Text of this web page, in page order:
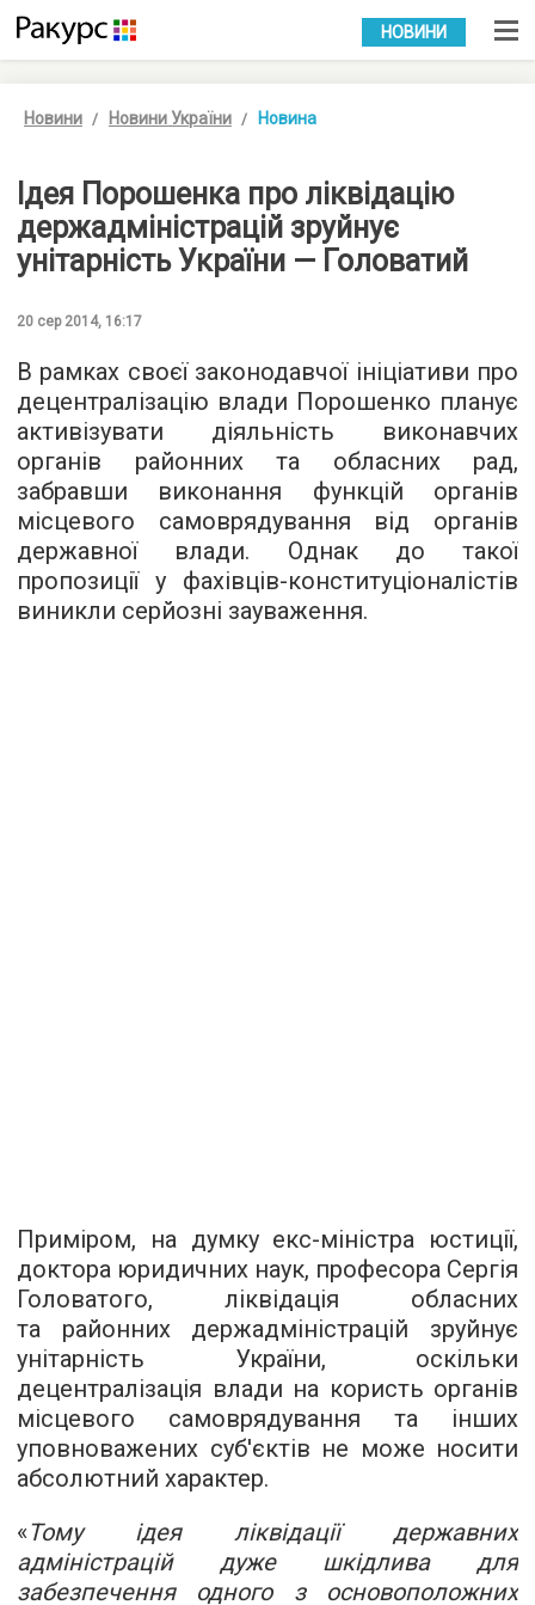
УКР РУС
НОВИНИ
Новини Новини України Новина
Ідея Порошенка про ліквідацію
держадміністрацій зруйнує
унітарність України — Головатий
20 сер 2014, 16:17
В рамках своєї законодавчої ініціативи про
децентралізацію влади Порошенко планує
активізувати діяльність виконавчих
органів районних та обласних рад,
забравши виконання функцій органів
місцевого самоврядування від органів
державної влади. Однак до такої
пропозиції у фахівців-конституціоналістів
виникли серйозні зауваження.
Приміром, на думку екс-міністра юстиції,
доктора юридичних наук, професора Сергія
Головатого, ліквідація обласних
та районних держадміністрацій зруйнує
унітарність України, оскільки
децентралізація влади на користь органів
місцевого самоврядування та інших
уповноважених суб'єктів не може носити
абсолютний характер.
«Тому ідея ліквідації державних
адміністрацій дуже шкідлива для
забезпечення одного з основоположних